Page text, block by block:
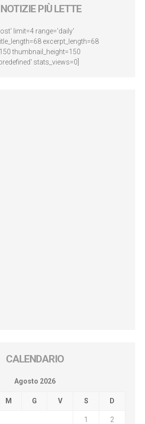
PIÙ LETTE
limit=4 range='daily'
excerpt_length=68
thumbnail_height=150
stats_views=0]
CALENDARIO
Agosto 2026
M G V S D
1 2